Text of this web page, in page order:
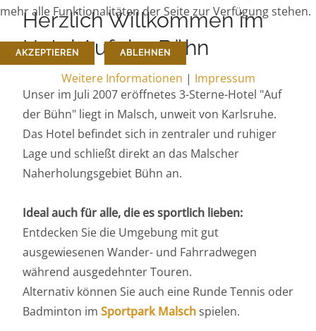
Herzlich Willkommen im
Hotel Auf der Bühn
Unser im Juli 2007 eröffnetes 3-Sterne-Hotel "Auf
der Bühn" liegt in Malsch, unweit von Karlsruhe.
Das Hotel befindet sich in zentraler und ruhiger
Lage und schließt direkt an das Malscher
Naherholungsgebiet Bühn an.
Ideal auch für alle, die es sportlich lieben:
Entdecken Sie die Umgebung mit gut
ausgewiesenen Wander- und Fahrradwegen
während ausgedehnter Touren.
Alternativ können Sie auch eine Runde Tennis oder
Badminton im Sportpark Malsch spielen.
mehr alle Funktionalitäten der Seite zur Verfügung stehen.
AKZEPTIEREN ABLEHNEN
Weitere Informationen | Impressum